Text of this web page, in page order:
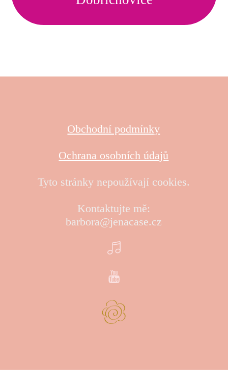
Obchodní podmínky
Ochrana osobních údajů
Tyto stránky nepoužívají cookies.
Kontaktujte mě:
barbora@jenacase.cz